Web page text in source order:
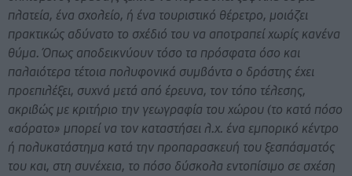
πλατεία, ένα σχολείο, ή ένα τουριστικό θέρετρο, μοιάζει
πρακτικώς αδύνατο το σχέδιό του να αποτραπεί χωρίς κανένα
θύμα. Όπως αποδεικνύουν τόσο τα πρόσφατα όσο και
παλαιότερα τέτοια πολυφονικά συμβάντα ο δράστης έχει
προεπιλέξει, συχνά μετά από έρευνα, τον τόπο τέλεσης,
ακριβώς με κριτήριο την γεωγραφία του χώρου (το κατά πόσο
«αόρατο» μπορεί να τον καταστήσει λ.χ. ένα εμπορικό κέντρο
ή πολυκατάστημα κατά την προπαρασκευή του ξεσπάσματός
του και, στη συνέχεια, το πόσο δύσκολα εντοπίσιμο σε σχέση